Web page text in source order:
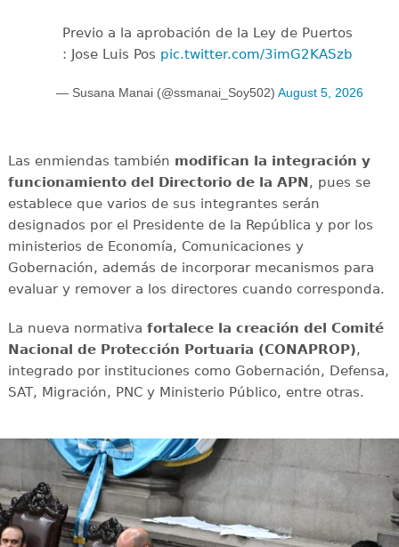
Previo a la aprobación de la Ley de Puertos
: Jose Luis Pos pic.twitter.com/3imG2KASzb
— Susana Manai (@ssmanai_Soy502) August 5, 2026
Las enmiendas también modifican la integración y
funcionamiento del Directorio de la APN, pues se
establece que varios de sus integrantes serán
designados por el Presidente de la República y por los
ministerios de Economía, Comunicaciones y
Gobernación, además de incorporar mecanismos para
evaluar y remover a los directores cuando corresponda.
La nueva normativa fortalece la creación del Comité
Nacional de Protección Portuaria (CONAPROP),
integrado por instituciones como Gobernación, Defensa,
SAT, Migración, PNC y Ministerio Público, entre otras.